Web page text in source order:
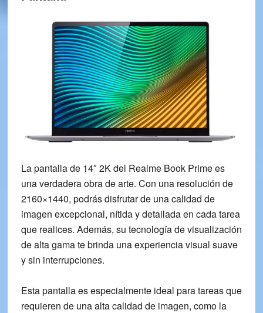
La pantalla de 14″ 2Kdel Realme Book Primees
una verdadera obra de arte. Con una resolución de
2160×1440, podrás disfrutar de una calidad de
imagen excepcional, nítida y detallada en cada tarea
que realices. Además, su tecnología de visualización
de alta gama te brinda una experiencia visual suave
y sin interrupciones.
Esta pantalla es especialmente ideal para tareas que
requieren de una alta calidad de imagen, como la